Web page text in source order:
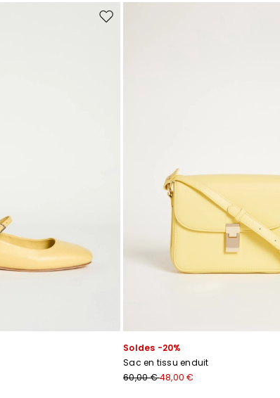
Ajouter vers la liste de souhaits
Soldes -20%
Sac en tissu enduit
60,00 €48,00 €